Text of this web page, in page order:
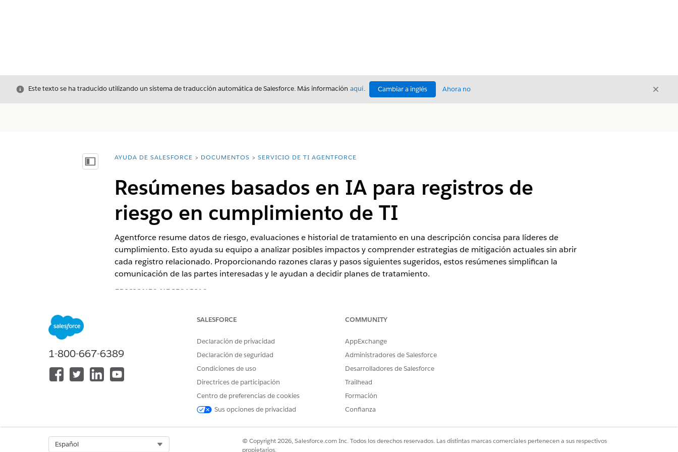
Cerrar
Este texto se ha traducido utilizando un sistema de traducción automática de Salesforce. Más información aquí. Cambiar a inglés Ahora no Cerrar
Mostrar índice de materias
Usted está aquí:
AYUDA DE SALESFORCE DOCUMENTOS SERVICIO DE TI AGENTFORCE
Resúmenes basados en IA para registros de
riesgo en cumplimiento de TI
Agentforce resume datos de riesgo, evaluaciones e historial de tratamiento en una descripción concisa para líderes de
cumplimiento. Esto ayuda su equipo a analizar posibles impactos y comprender estrategias de mitigación actuales sin abrir
cada registro relacionado. Proporcionando razones claras y pasos siguientes sugeridos, estos resúmenes simplifican la
comunicación de las partes interesadas y le ayudan a decidir planes de tratamiento.
EDICIONES NECESARIAS
Disponible en: Lightning Experience
Utilice la tarjeta Asistencia proactiva en un registro Riesgo o Evaluación de riesgo para resumir información. Puede volver a
generar un resumen siempre que cambien los detalles críticos.
Resumen de riesgo: Normalmente se utiliza cuando necesita una descripción general de alto nivel de la postura actual de un riesgo,
incluyendo sus controles asignados y partes interesadas responsables. Es el recurso de referencia para la creación de informes
periódicos o cuando se prepara para una sesión informativa de liderazgo sobre el estado del registro de riesgo.
de partes interesadas específicas han vuelto a calcular las puntuaciones de riesgo. Ayuda a los revisores a comprender las razones
específicas detrás de una dirección de tratamiento sugerida.
1-800-667-6389
SALESFORCE
Declaración de privacidad
Declaración de seguridad
Condiciones de uso
Directrices de participación
Centro de preferencias de cookies
Sus opciones de privacidad
COMMUNITY
AppExchange
Administradores de Salesforce
Desarrolladores de Salesforce
Trailhead
Formación
Confianza
Español
© Copyright 2026, Salesforce.com Inc. Todos los derechos reservados. Las distintas marcas comerciales pertenecen a sus respectivos
propietarios.